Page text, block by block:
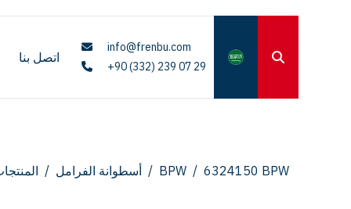
اتصل بنا
info@frenbu.com
+90 (332) 239 07 29
/ أسطوانة الفرامل / BPW / 6324150 BPW